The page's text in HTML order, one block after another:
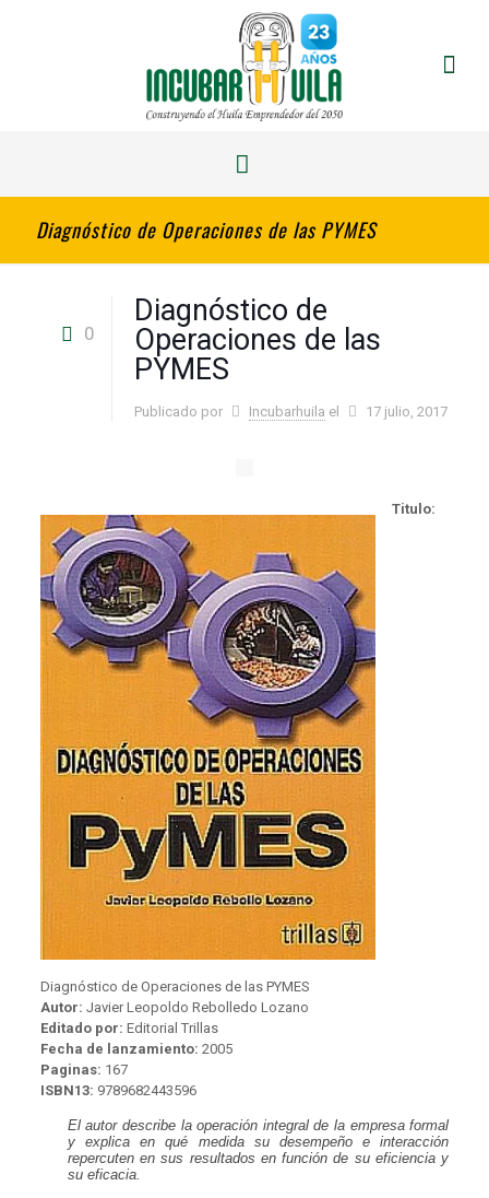
Diagnóstico de Operaciones de las PYMES
0
Diagnóstico de
Operaciones de las
PYMES
Publicado por Incubarhuila el 17 julio, 2017
Titulo:
Diagnóstico de Operaciones de las PYMES
Autor: Javier Leopoldo Rebolledo Lozano
Editado por: Editorial Trillas
Fecha de lanzamiento: 2005
Paginas: 167
ISBN13: 9789682443596
El autor describe la operación integral de la empresa formal
y explica en qué medida su desempeño e interacción
repercuten en sus resultados en función de su eficiencia y
su eficacia.